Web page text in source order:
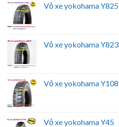
Vỏ xe yokohama Y825
Vỏ xe yokohama Y823
Vỏ xe yokohama Y108
Vỏ xe yokohama Y45